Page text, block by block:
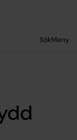
SökMeny